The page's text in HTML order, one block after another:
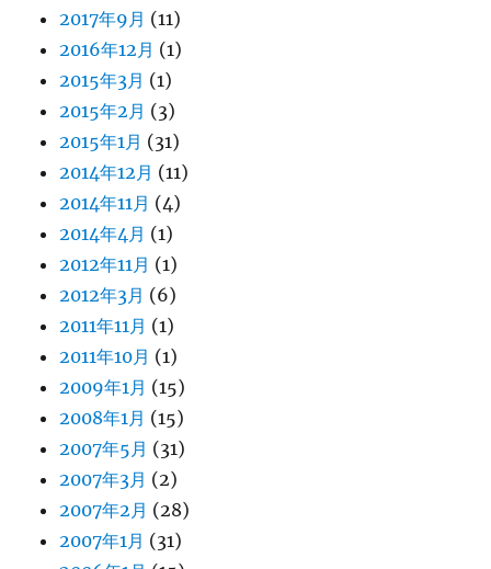
2017年9月 (11)
2016年12月 (1)
2015年3月 (1)
2015年2月 (3)
2015年1月 (31)
2014年12月 (11)
2014年11月 (4)
2014年4月 (1)
2012年11月 (1)
2012年3月 (6)
2011年11月 (1)
2011年10月 (1)
2009年1月 (15)
2008年1月 (15)
2007年5月 (31)
2007年3月 (2)
2007年2月 (28)
2007年1月 (31)